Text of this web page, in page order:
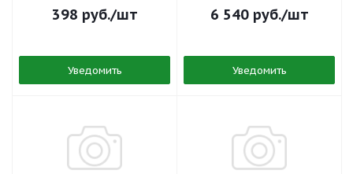
398 руб./шт
Уведомить
6 540руб./шт
Уведомить